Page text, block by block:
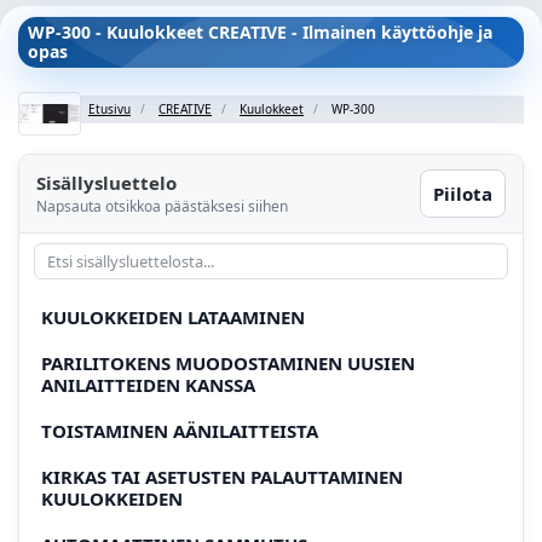
WP-300 - Kuulokkeet CREATIVE - Ilmainen käyttöohje ja
opas
Etusivu CREATIVE Kuulokkeet WP-300
Sisällysluettelo
Napsauta otsikkoa päästäksesi siihen
Piilota
KUULOKKEIDEN LATAAMINEN
PARILITOKENS MUODOSTAMINEN UUSIEN
ANILAITTEIDEN KANSSA
TOISTAMINEN AÄNILAITTEISTA
KIRKAS TAI ASETUSTEN PALAUTTAMINEN
KUULOKKEIDEN